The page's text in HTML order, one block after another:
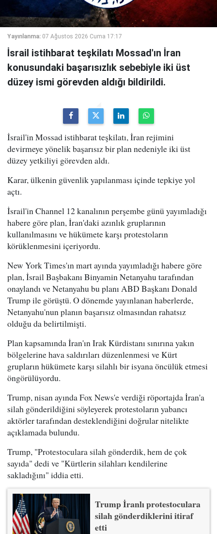
Yayınlanma: 07 Ağustos 2026 Cuma 17:17
İsrail istihbarat teşkilatı Mossad'ın İran
konusundaki başarısızlık sebebiyle iki üst
düzey ismi görevden aldığı bildirildi.
İsrail'in Mossad istihbarat teşkilatı, İran rejimini
devirmeye yönelik başarısız bir plan nedeniyle iki üst
düzey yetkiliyi görevden aldı.
Karar, ülkenin güvenlik yapılanması içinde tepkiye yol
açtı.
İsrail'in Channel 12 kanalının perşembe günü yayımladığı
habere göre plan, İran'daki azınlık gruplarının
kullanılmasını ve hükümete karşı protestoların
körüklenmesini içeriyordu.
New York Times'ın mart ayında yayımladığı habere göre
plan, İsrail Başbakanı Binyamin Netanyahu tarafından
onaylandı ve Netanyahu bu planı ABD Başkanı Donald
Trump ile görüştü. O dönemde yayınlanan haberlerde,
Netanyahu'nun planın başarısız olmasından rahatsız
olduğu da belirtilmişti.
Plan kapsamında İran'ın Irak Kürdistanı sınırına yakın
bölgelerine hava saldırıları düzenlenmesi ve Kürt
grupların hükümete karşı silahlı bir isyana öncülük etmesi
öngörülüyordu.
Trump, nisan ayında Fox News'e verdiği röportajda İran'a
silah gönderildiğini söyleyerek protestoların yabancı
aktörler tarafından desteklendiğini doğrular nitelikte
açıklamada bulundu.
Trump, "Protestoculara silah gönderdik, hem de çok
sayıda" dedi ve "Kürtlerin silahları kendilerine
sakladığını" iddia etti.
Trump İranlı protestoculara
silah gönderdiklerini itiraf
etti